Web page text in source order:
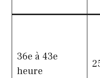
36e à 43e
heure